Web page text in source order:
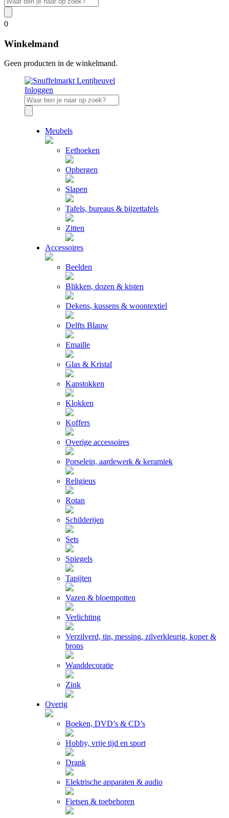
0
Winkelmand
Geen producten in de winkelmand.
Inloggen
Meubels
Eethoeken
Opbergen
Slapen
Tafels, bureaus & bijzettafels
Zitten
Accessoires
Beelden
Blikken, dozen & kisten
Dekens, kussens & woontextiel
Delfts Blauw
Emaille
Glas & Kristal
Kapstokken
Klokken
Koffers
Overige accessoires
Porselein, aardewerk & keramiek
Religieus
Rotan
Schilderijen
Sets
Spiegels
Tapijten
Vazen & bloempotten
Verlichting
Verzilverd, tin, messing, zilverkleurig, koper &
brons
Wanddecoratie
Zink
Overig
Boeken, DVD’s & CD’s
Hobby, vrije tijd en sport
Drank
Elektrische apparaten & audio
Fietsen & toebehoren